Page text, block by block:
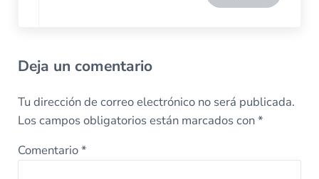
Deja un comentario
Tu dirección de correo electrónico no será publicada.
Los campos obligatorios están marcados con*
Comentario*